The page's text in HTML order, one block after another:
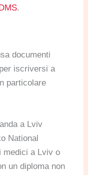
.
documenti
iscriversi a
particolare
a Lviv
National
medici a Lviv o
un diploma non